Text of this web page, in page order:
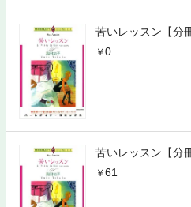
苦いレッスン【分
0
苦いレッスン【分
61